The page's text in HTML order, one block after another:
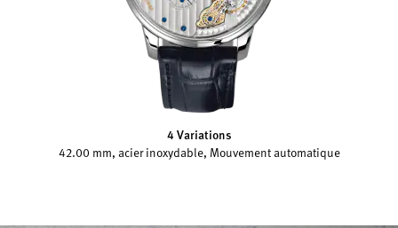
4 Variations
42.00 mm, acier inoxydable, Mouvement automatique